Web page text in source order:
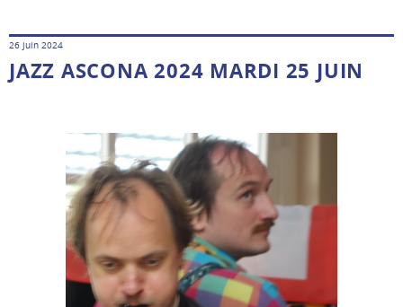
26 juin 2024
JAZZ ASCONA 2024 MARDI 25 JUIN